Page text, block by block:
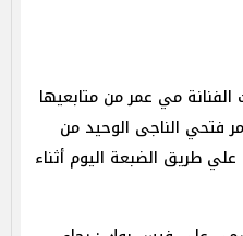
الفنانة مي عمر من متابعيها
فتحي الناجى الوحيد من
طريق الضبعة اليوم أثناء